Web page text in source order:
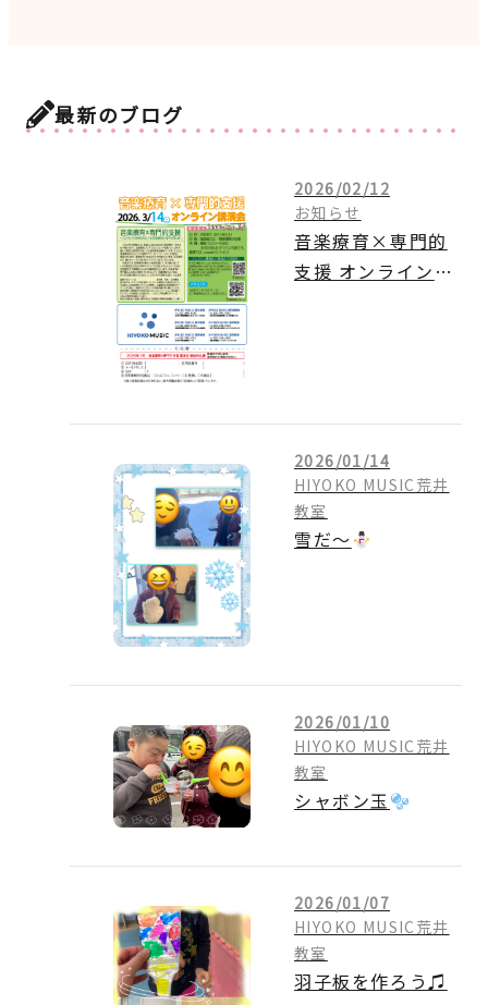
最新のブログ
2026/02/12
お知らせ
音楽療育×専門的
支援 オンライン講
2026/01/14
HIYOKO MUSIC荒井
教室
雪だ～
2026/01/10
HIYOKO MUSIC荒井
教室
シャボン玉
2026/01/07
HIYOKO MUSIC荒井
教室
羽子板を作ろう♫